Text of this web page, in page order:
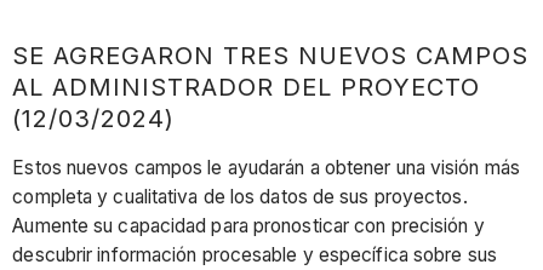
SE AGREGARON TRES NUEVOS CAMPOS
AL ADMINISTRADOR DEL PROYECTO
(12/03/2024)
Estos nuevos campos le ayudarán a obtener una visión más
completa y cualitativa de los datos de sus proyectos.
Aumente su capacidad para pronosticar con precisión y
descubrir información procesable y específica sobre sus